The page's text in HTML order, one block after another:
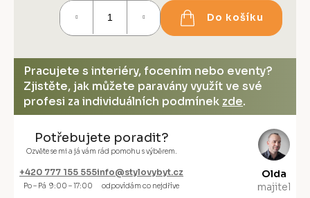
Do košíku
Pracujete s interiéry, focením nebo eventy?
Zjistěte, jak můžete paravány využít ve své
profesi za individuálních podmínek zde.
Potřebujete poradit?
Ozvěte se mi a já vám rád pomohu s výběrem.
+420 777 155 555
Po – Pá 9:00 – 17:00
info@stylovybyt.cz
odpovídám co nejdříve
Olda
majitel